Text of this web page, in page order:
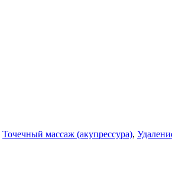
Точечный массаж (акупрессура),